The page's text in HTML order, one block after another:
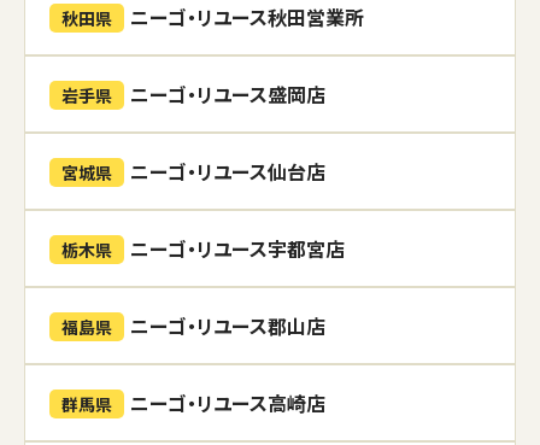
秋田県 ニーゴ・リユース秋田営業所
岩手県 ニーゴ・リユース盛岡店
宮城県 ニーゴ・リユース仙台店
栃木県 ニーゴ・リユース宇都宮店
福島県 ニーゴ・リユース郡山店
群馬県 ニーゴ・リユース高崎店